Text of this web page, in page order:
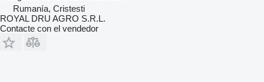
Rumanía, Cristesti
ROYAL DRU AGRO S.R.L.
Contacte con el vendedor